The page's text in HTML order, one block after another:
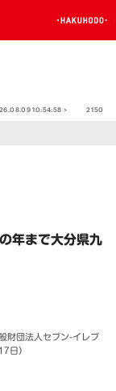
10:54:58 > 2150
年まで大分県九
財団法人セブン-イレブ
日）